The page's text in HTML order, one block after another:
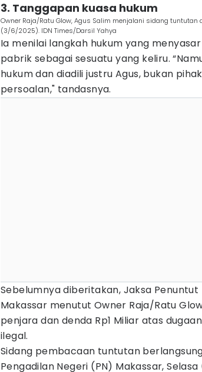
3. Tanggapan kuasa hukum
Owner Raja/Ratu Glow, Agus Salim menjalani sidang tuntutan
(3/6/2025). IDN Times/Darsil Yahya
Ia menilai langkah hukum yang
pabrik sebagai sesuatu yang keliru.
hukum dan diadili justru Agus, bukan
persoalan," tandasnya.
Sebelumnya diberitakan, Jaksa Penuntut
Makassar menutut Owner Raja/Ratu
penjara dan denda Rp1 Miliar atas
ilegal.
Sidang pembacaan tuntutan berlangsung
Pengadilan Negeri (PN) Makassar,